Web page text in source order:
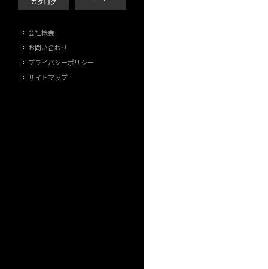
会社概要
お問い合わせ
プライバシーポリシー
サイトマップ